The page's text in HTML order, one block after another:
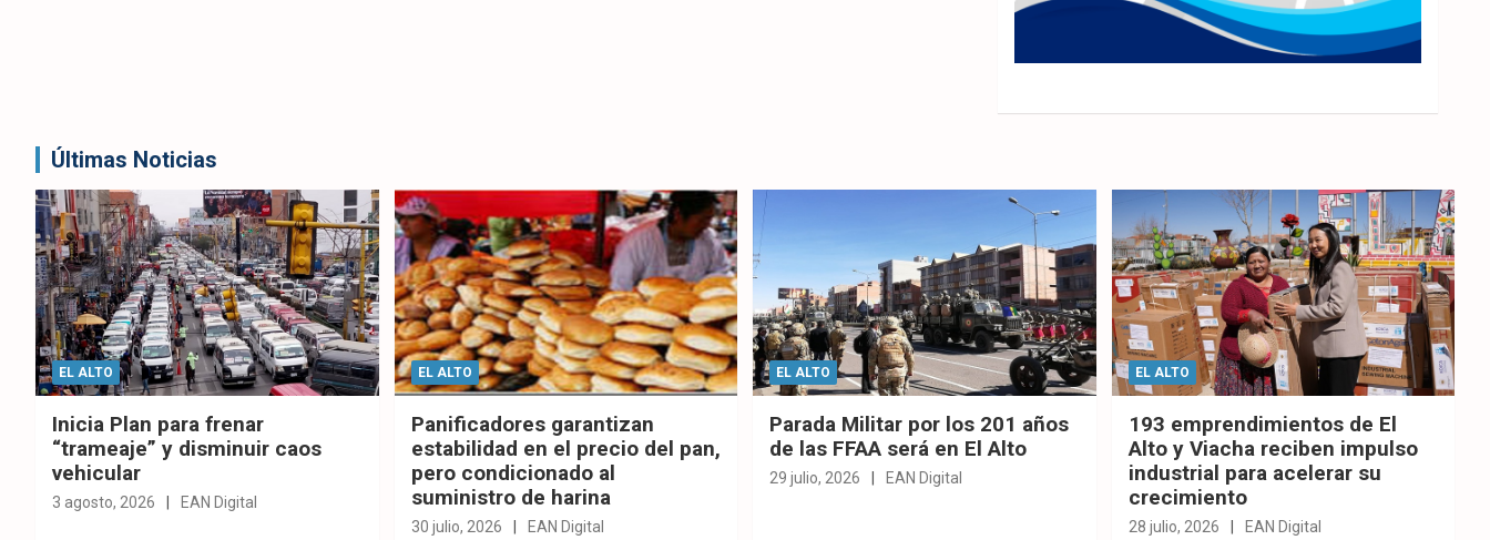
Últimas Noticias
EL ALTO
Inicia Plan para frenar
“trameaje” y disminuir caos
vehicular
3 agosto, 2026 EAN Digital
EL ALTO
Panificadores garantizan
estabilidad en el precio del pan,
pero condicionado al
suministro de harina
30 julio, 2026 EAN Digital
EL ALTO
Parada Militar por los 201 años
de las FFAA será en El Alto
29 julio, 2026 EAN Digital
EL ALTO
193 emprendimientos de El
Alto y Viacha reciben impulso
industrial para acelerar su
crecimiento
28 julio, 2026 EAN Digital